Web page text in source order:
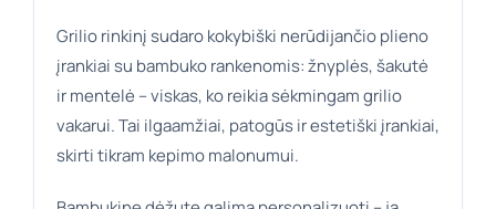
Grilio rinkinį sudaro kokybiški nerūdijančio plieno
įrankiai su bambuko rankenomis: žnyplės, šakutė
ir mentelė – viskas, ko reikia sėkmingam grilio
vakarui. Tai ilgaamžiai, patogūs ir estetiški įrankiai,
skirti tikram kepimo malonumui.